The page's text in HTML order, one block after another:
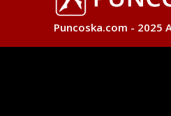
Puncoska.com - 2025